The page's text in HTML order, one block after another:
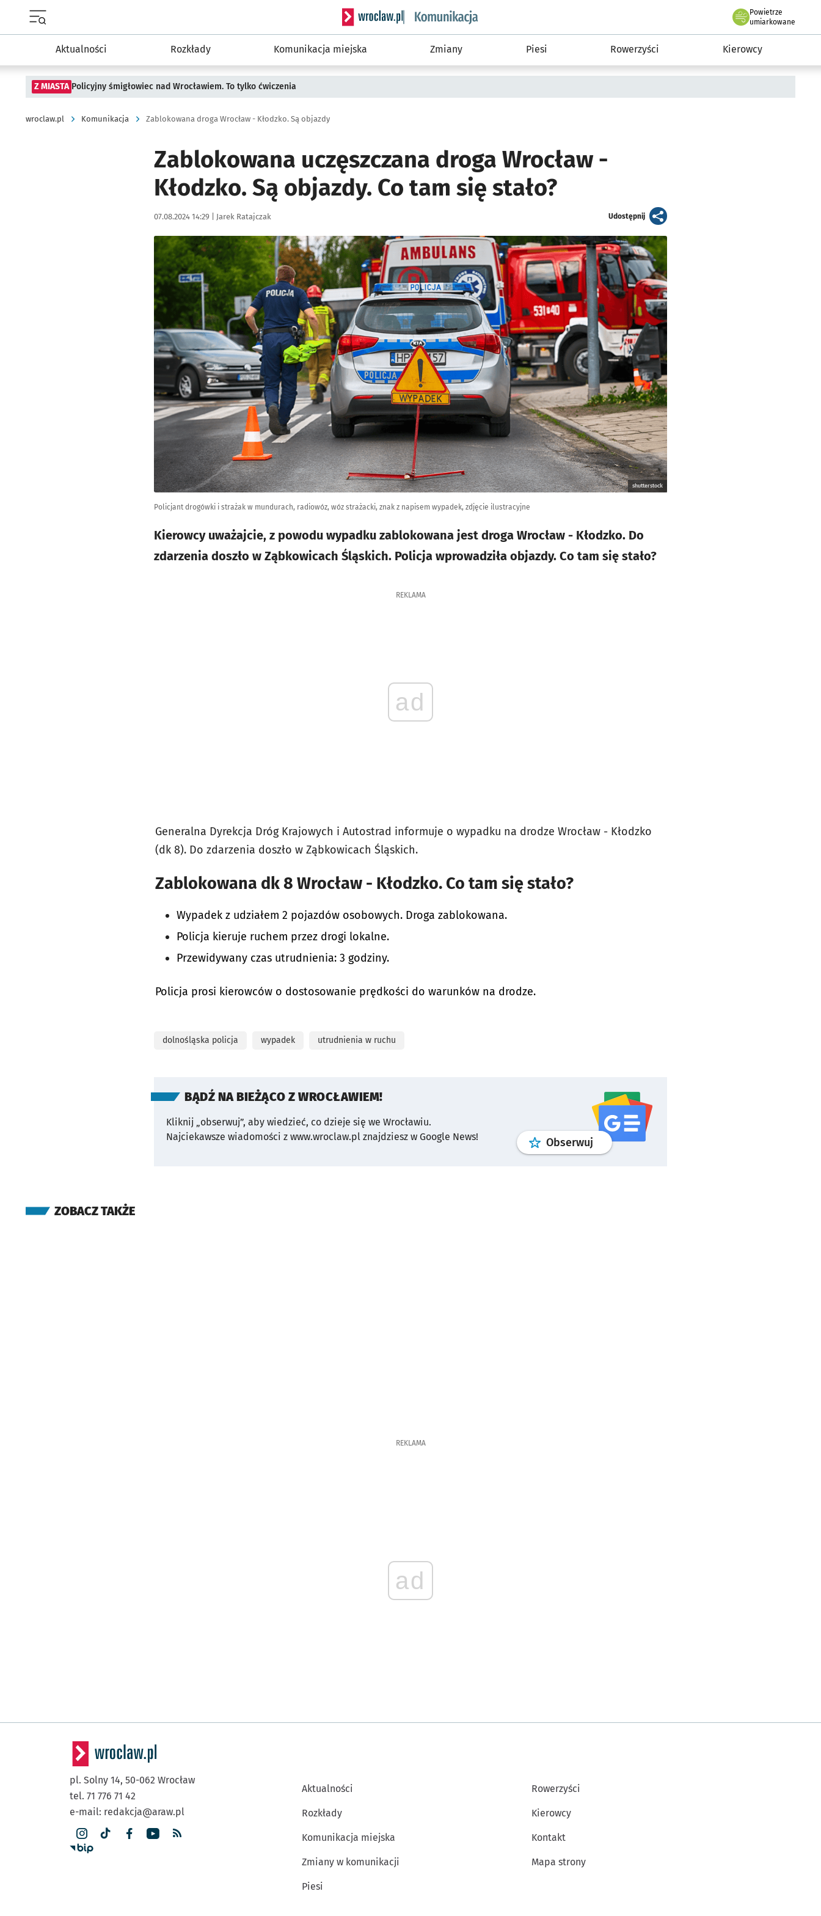
Serwis informacyjny wroclaw.pl podserwis: Komunikacja
Powietrze
we Wrocławiu
umiarkowane
Aktualności Rozkłady Komunikacja miejska Zmiany Piesi Rowerzyści Kierowcy
Z MIASTA Policyjny śmigłowiec nad Wrocławiem. To tylko ćwiczenia
wroclaw.pl Komunikacja Zablokowana droga Wrocław - Kłodzko. Są objazdy
Zablokowana uczęszczana droga Wrocław -
Kłodzko. Są objazdy. Co tam się stało?
Data publikacji:
07.08.2024 14:29 | Autor:
Jarek Ratajczak Udostępnijartykuł
Kliknij, aby powiększyć
shutterstock
Policjant drogówki i strażak w mundurach, radiowóz, wóz strażacki, znak z napisem wypadek, zdjęcie ilustracyjne
Kierowcy uważajcie, z powodu wypadku zablokowana jest droga Wrocław - Kłodzko. Do
zdarzenia doszło w Ząbkowicach Śląskich. Policja wprowadziła objazdy. Co tam się stało?
REKLAMA
ad
Generalna Dyrekcja Dróg Krajowych i Autostrad informuje o wypadku na drodze Wrocław - Kłodzko
(dk 8). Do zdarzenia doszło w Ząbkowicach Śląskich.
Zablokowana dk 8 Wrocław - Kłodzko. Co tam się stało?
Wypadek z udziałem 2 pojazdów osobowych. Droga zablokowana.
Policja kieruje ruchem przez drogi lokalne.
Przewidywany czas utrudnienia: 3 godziny.
Policja prosi kierowców o dostosowanie prędkości do warunków na drodze.
dolnośląska policja wypadek utrudnienia w ruchu
BĄDŹ NA BIEŻĄCO Z WROCŁAWIEM!
Kliknij „obserwuj”, aby wiedzieć, co dzieje się we Wrocławiu.
Najciekawsze wiadomości z www.wroclaw.pl znajdziesz w Google News!
Obserwuj profilgoogle news
ZOBACZ TAKŻE
REKLAMA
ad
pl. Solny 14, 50-062 Wrocław
tel. 71 776 71 42
e-mail: redakcja@araw.pl
Aktualności
Rozkłady
Komunikacja miejska
Zmiany w komunikacji
Piesi
Rowerzyści
Kierowcy
Kontakt
Mapa strony